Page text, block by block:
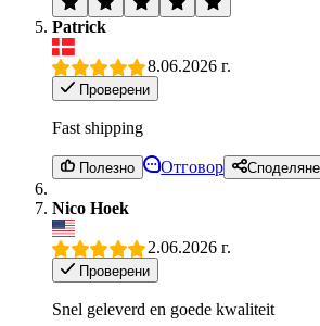
Patrick
8.06.2026 г.
Проверени
Fast shipping
Полезно Отговор Споделяне
Nico Hoek
2.06.2026 г.
Проверени
Snel geleverd en goede kwaliteit